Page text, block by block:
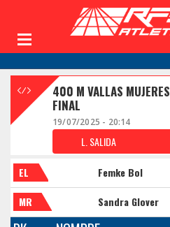
400 M VALLAS MUJERES
FINAL
19/07/2025 - 20:14
L. SALIDA
EL Femke Bol
MR Sandra Glover